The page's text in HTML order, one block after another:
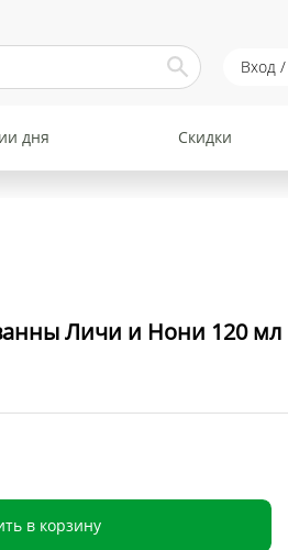
Вход /
дня Скидки
Личи и Нони 120 мл
в корзину